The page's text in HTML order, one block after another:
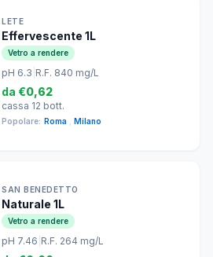
LETE
Effervescente 1L
Vetro a rendere
pH 6.3 R.F. 840 mg/L
da €0,62
cassa 12 bott.
Popolare: Roma Milano
SAN BENEDETTO
Naturale 1L
Vetro a rendere
pH 7.46 R.F. 264 mg/L